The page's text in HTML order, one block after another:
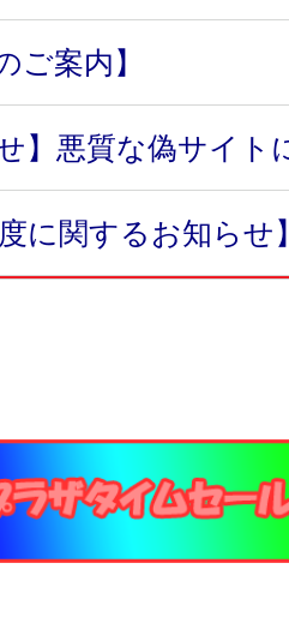
ご案内】
】悪質な偽サイト
に関するお知らせ